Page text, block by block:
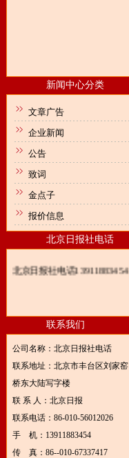
新闻中心分类
文章广告
企业新闻
公告
致词
金点子
报价信息
北京日报社电话
北京日报社电话13911883454
联系我们
公司名称：北京日报社电话
联系地址：北京市丰台区刘家窑
桥东大陆写字楼
联 系 人：北京日报
联系电话：86-010-56012026
手 机：13911883454
传 真：86--010-67337417